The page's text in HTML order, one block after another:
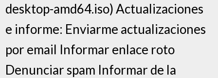
desktop-amd64.iso) Actualizaciones
e informe: Enviarme actualizaciones
por email Informar enlace roto
Denunciar spam Informar de la